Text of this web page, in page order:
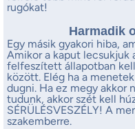
rugókat!
Harmadik
Egy másik gyakori hiba,
Amikor a kaput lecsukjuk
felfeszített állapotban
között. Elég ha a
dugni. Ha ez megy akkor
tudunk, akkor szét kell
SÉRÜLÉSVESZÉLY! A
szakemberre.